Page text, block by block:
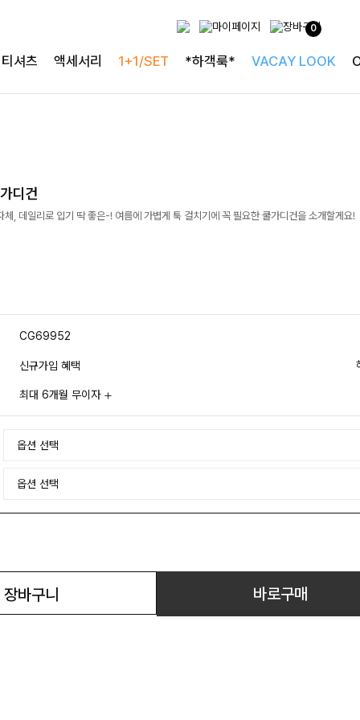
0
티셔츠 액세서리 1+1/SET *하객룩* VACAY LOOK
디건
, 데일리로 입기 딱 좋은-! 여름에 가볍게 툭 걸치기에 꼭 필요한 쿨가디건을 소개할게요!
CG69952
신규가입 혜택
최대 6개월 무이자
장바구니 바로구매